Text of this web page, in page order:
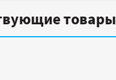
товары